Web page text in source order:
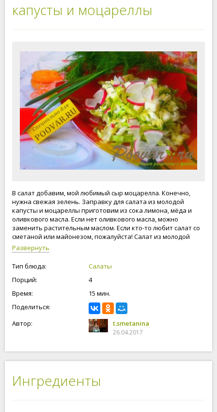
капусты и моцареллы
В салат добавим, мой любимый сыр моцарелла. Конечно,
нужна свежая зелень. Заправку для салата из молодой
капусты и моцареллы приготовим из сока лимона, мёда и
оливкового масла. Если нет оливкового масла, можно
заменить растительным маслом. Если кто-то любит салат со
сметаной или майонезом, пожалуйста! Салат из молодой
капусты и моцареллы очень простой, но вкусный. Салат
подавать нужно сразу. Приступим!
Развернуть
Тип блюда:
Салаты
Порций:
4
Время:
15 мин.
Поделиться:
Автор:
t.smetanina
26.04.2017
Ингредиенты